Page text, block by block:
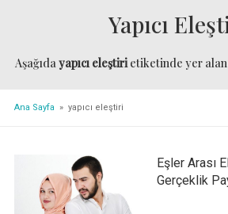
Yapıcı
Aşağıdayapıcı eleştirietiketinde yer
Ana Sayfa » yapıcı eleştiri
Eşler Arası
Gerçeklik